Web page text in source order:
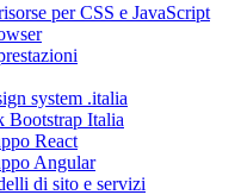
per CSS e JavaScript
system .italia
Bootstrap Italia
React
Angular
di sito e servizi